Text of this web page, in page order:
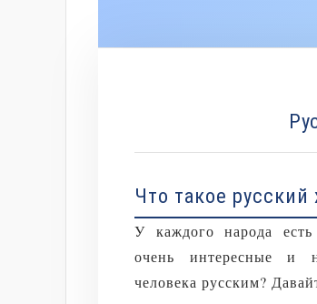
Что такое русский
У каждого народа
очень интересные и
человека русским?